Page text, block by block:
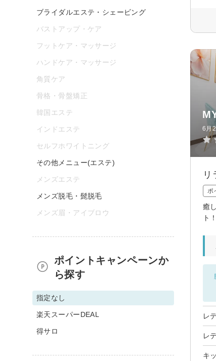
6月
リ
ポ
癒
ト
レ
レ
キ
ブライダルエステ・シェービング
バストアップ・ケア
フットケア・マッサージ
ハンドケア・マッサージ
角質ケア
骨格・骨盤矯正
韓国エステ
インドエステ
セルフホワイトニング
その他メニュー(エステ)
メンズエステ
メンズ脱毛・髭脱毛
メンズ眉・アイブロウ
ポイントキャンペーンか
ら探す
指定なし
楽天スーパーDEAL
得サロ